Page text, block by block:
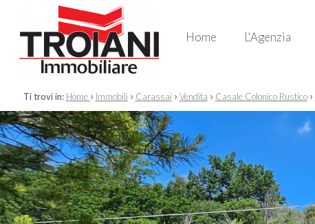
Home L'Agenzia
Ti trovi in: Home › Immobili › Carassai › Vendita › Casale Colonico Rustico ›